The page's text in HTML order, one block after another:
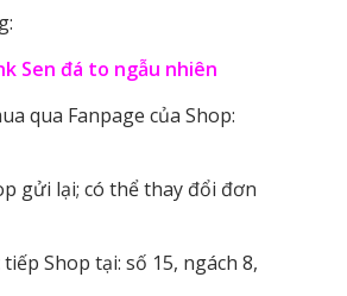
Sen đá to ngẫu nhiên
qua Fanpage của Shop:
gửi lại; có thể thay đổi đơn
Shop tại: số 15, ngách 8,